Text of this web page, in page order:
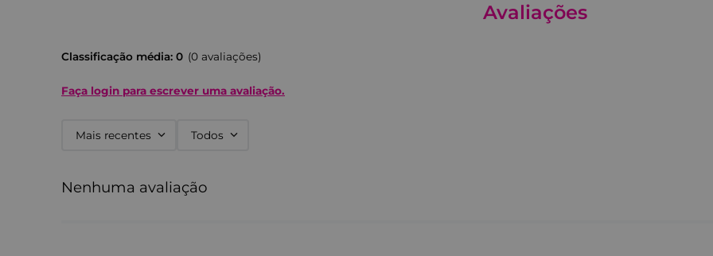
Avaliações
Classificação média: 0 (0 avaliações)
Faça login para escrever uma avaliação.
Mais recentes Todos
Nenhuma avaliação